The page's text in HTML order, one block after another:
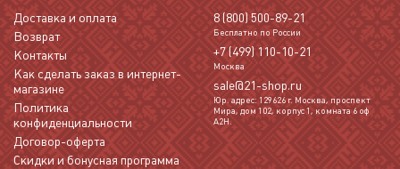
Доставка и оплата
Возврат
Контакты
Как сделать заказ в интернет-
магазине
Политика
конфиденциальности
Договор-оферта
Скидки и бонусная программа
8 (800) 500-89-21
Бесплатно по России
+7 (499) 110-10-21
Москва
sale@21-shop.ru
Юр. адрес: 129626 г. Москва, проспект
Мира, дом 102, корпус 1, комната 6 оф
А2Н.